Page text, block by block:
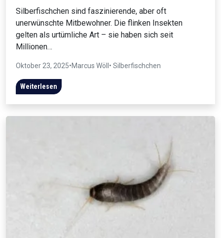
Silberfischchen sind faszinierende, aber oft
unerwünschte Mitbewohner. Die flinken Insekten
gelten als urtümliche Art – sie haben sich seit
Millionen…
Oktober 23, 2025•Marcus Wöll • Silberfischchen
Weiterlesen